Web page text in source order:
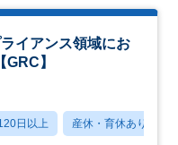
イアンス領域にお
】
日以上 産休・育休あり